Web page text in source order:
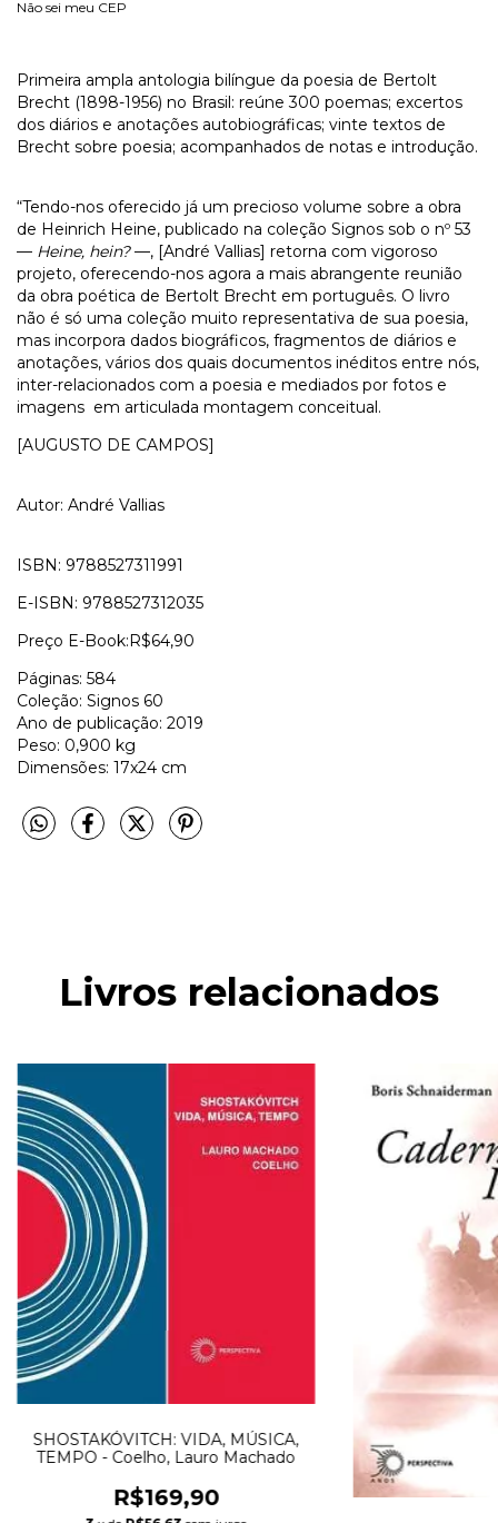
Não sei meu CEP
Primeira ampla antologia bilíngue da poesia de Bertolt
Brecht (1898-1956) no Brasil: reúne 300 poemas; excertos
dos diários e anotações autobiográficas; vinte textos de
Brecht sobre poesia; acompanhados de notas e introdução.
“Tendo-nos oferecido já um precioso volume sobre a obra
de Heinrich Heine, publicado na coleção Signos sob o nº 53
— Heine, hein?—, [André Vallias] retorna com vigoroso
projeto, oferecendo-nos agora a mais abrangente reunião
da obra poética de Bertolt Brecht em português. O livro
não é só uma coleção muito representativa de sua poesia,
mas incorpora dados biográficos, fragmentos de diários e
anotações, vários dos quais documentos inéditos entre nós,
inter-relacionados com a poesia e mediados por fotos e
imagens em articulada montagem conceitual.
[AUGUSTO DE CAMPOS]
Autor: André Vallias
ISBN: 9788527311991
E-ISBN: 9788527312035
Preço E-Book:R$64,90
Páginas: 584
Coleção: Signos 60
Ano de publicação: 2019
Peso: 0,900 kg
Dimensões: 17x24 cm
Livros relacionados
SHOSTAKÓVITCH: VIDA, MÚSICA,
TEMPO - Coelho, Lauro Machado
R$169,90